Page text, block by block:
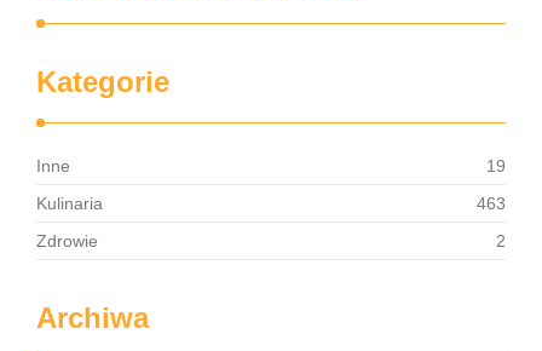
Kategorie
Inne
19
Kulinaria
463
Zdrowie
2
Archiwa